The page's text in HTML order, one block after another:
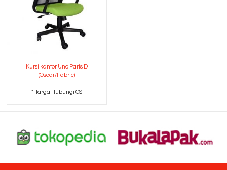
Kursi kantor Uno Paris D
(Oscar/Fabric)
*Harga Hubungi CS